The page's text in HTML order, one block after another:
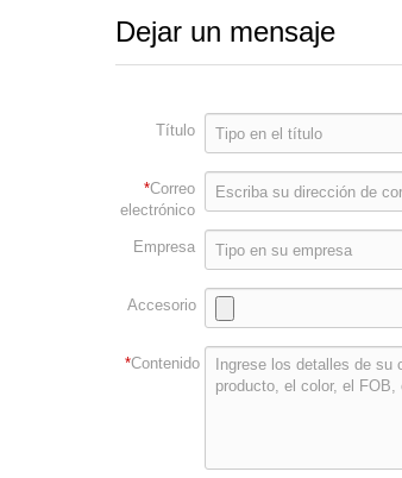
Dejar un mensaje
Título
*Correo
electrónico
Empresa
Accesorio
*Contenido